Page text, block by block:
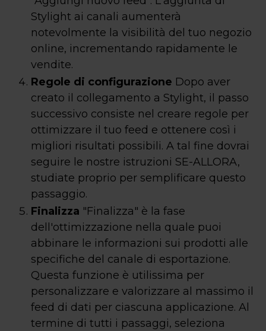
Stylight ai canali aumenterà
notevolmente la visibilità del tuo negozio
online, incrementando rapidamente le
vendite.
Regole di configurazione Dopo aver
creato il collegamento a Stylight, il passo
successivo consiste nel creare regole per
ottimizzare il tuo feed e ottenere così i
migliori risultati possibili. A tal fine dovrai
seguire le nostre istruzioni SE-ALLORA,
studiate proprio per semplificare questo
passaggio.
Finalizza "Finalizza" è la fase
dell'ottimizzazione nella quale puoi
abbinare le informazioni sui prodotti alle
specifiche del canale di esportazione.
Questa funzione è utilissima per
personalizzare e valorizzare al massimo il
feed di dati per ciascuna applicazione. Al
termine di tutti i passaggi, seleziona